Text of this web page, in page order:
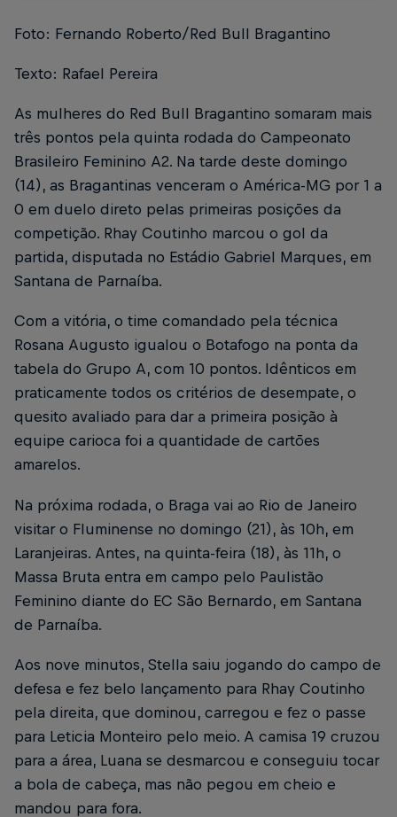
Foto: Fernando Roberto/Red Bull Bragantino
Texto: Rafael Pereira
As mulheres do Red Bull Bragantino somaram mais
três pontos pela quinta rodada do Campeonato
Brasileiro Feminino A2. Na tarde deste domingo
(14), as Bragantinas venceram o América-MG por 1 a
0 em duelo direto pelas primeiras posições da
competição. Rhay Coutinho marcou o gol da
partida, disputada no Estádio Gabriel Marques, em
Santana de Parnaíba.
Com a vitória, o time comandado pela técnica
Rosana Augusto igualou o Botafogo na ponta da
tabela do Grupo A, com 10 pontos. Idênticos em
praticamente todos os critérios de desempate, o
quesito avaliado para dar a primeira posição à
equipe carioca foi a quantidade de cartões
amarelos.
Na próxima rodada, o Braga vai ao Rio de Janeiro
visitar o Fluminense no domingo (21), às 10h, em
Laranjeiras. Antes, na quinta-feira (18), às 11h, o
Massa Bruta entra em campo pelo Paulistão
Feminino diante do EC São Bernardo, em Santana
de Parnaíba.
Aos nove minutos, Stella saiu jogando do campo de
defesa e fez belo lançamento para Rhay Coutinho
pela direita, que dominou, carregou e fez o passe
para Leticia Monteiro pelo meio. A camisa 19 cruzou
para a área, Luana se desmarcou e conseguiu tocar
a bola de cabeça, mas não pegou em cheio e
mandou para fora.